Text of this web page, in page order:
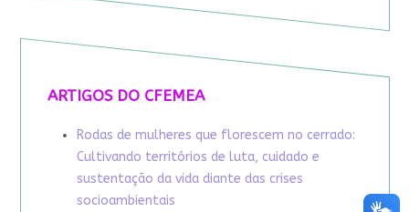
ARTIGOS DO CFEMEA
Rodas de mulheres que florescem no cerrado:
Cultivando territórios de luta, cuidado e
sustentação da vida diante das crises
socioambientais